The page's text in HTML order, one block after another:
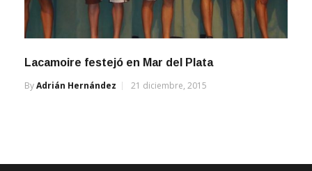
Lacamoire festejó en Mar del Plata
ByAdrián Hernández 21 diciembre, 2015